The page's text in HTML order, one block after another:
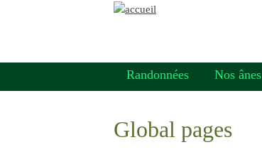
Randonnées
Nos ânes
Global pages